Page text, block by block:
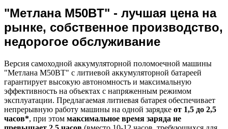
"Метлана M50BТ" - лучшая цена на
рынке, собственное производство,
недорогое обслуживание
Версия самоходной аккумуляторной поломоечной машины
"Метлана M50BТ" с литиевой аккумуляторной батареей
гарантирует высокую автономность и максимальную
эффективность на объектах с напряженным режимом
эксплуатации. Предлагаемая литиевая батарея обеспечивает
непрерывную работу машины на одной зарядке от 1,5 до 2,5
часов*, при этом максимальное время заряда не